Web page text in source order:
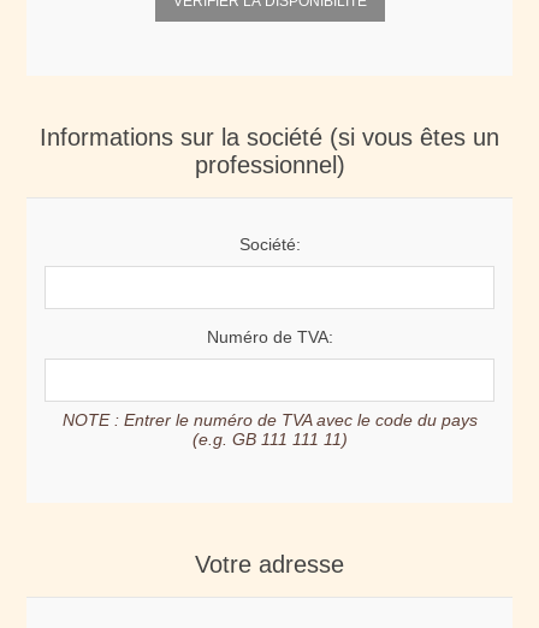
Informations sur la société (si vous êtes un
professionnel)
Société:
Numéro de TVA:
NOTE : Entrer le numéro de TVA avec le code du pays
(e.g. GB 111 111 11)
Votre adresse